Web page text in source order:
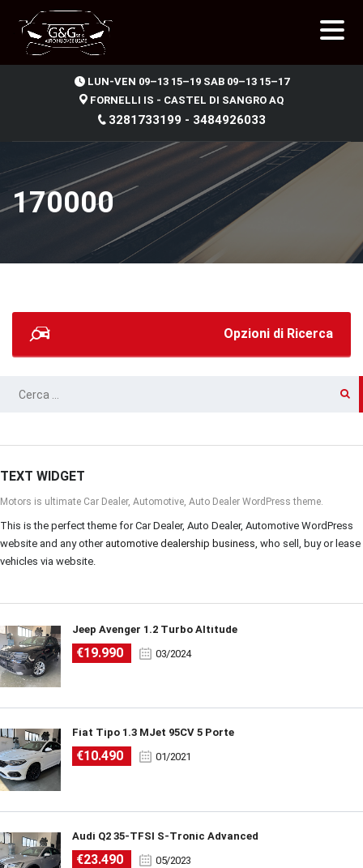
LUN-VEN 09–13 15–19 SAB 09–13 15–17
FORNELLI IS - CASTEL DI SANGRO AQ
3281733199 - 3484926033
170000
Opzioni di Ricerca
RICERCA
TEXT WIDGET
Motors is ultimate Car Dealer, Automotive, Auto Dealer WordPress theme.
This is the perfect theme for Car Dealer, Auto Dealer, Automotive WordPress
website and any other automotive dealership business, who sell, buy or lease
vehicles via website.
Jeep Avenger 1.2 Turbo Altitude
€19.990 03/2024
Fiat Tipo 1.3 MJet 95CV 5 Porte
€10.490 01/2021
Audi Q2 35-TFSI S-Tronic Advanced
€23.490 05/2023